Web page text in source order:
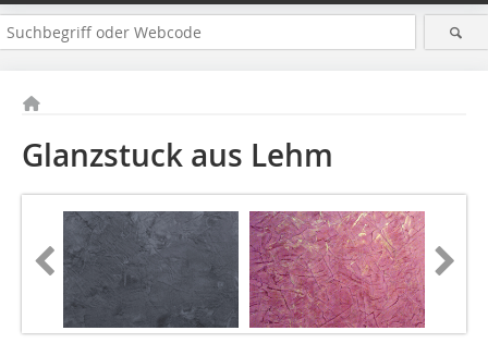
Glanzstuck aus Lehm